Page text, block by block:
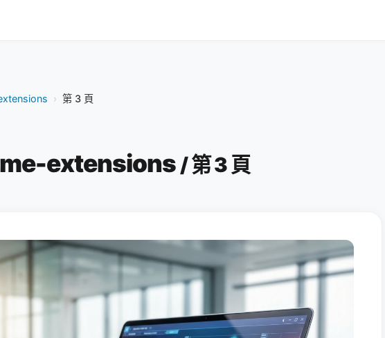
› 第 3 頁
extensions / 第 3 頁